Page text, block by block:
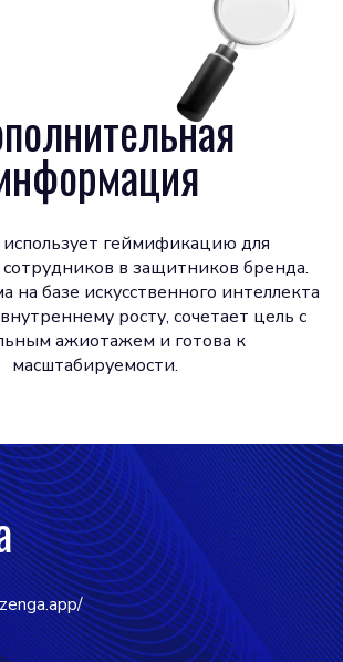
использует геймификацию для
в защитников бренда.
на базе искусственного интеллекта
росту, сочетает цель с
ажиотажем и готова к
масштабируемости.